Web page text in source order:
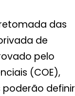
das
de
pelo
(COE),
definir